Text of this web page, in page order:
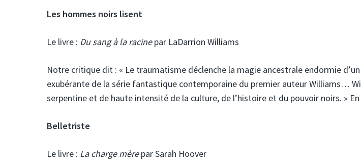
Les hommes noirs lisent
Le livre : Du sang à la racinepar LaDarrion Williams
Notre critique dit : « Le traumatisme déclenche la magie ancestrale endormie
exubérante de la série fantastique contemporaine du premier auteur Williams…
serpentine et de haute intensité de la culture, de l’histoire et du pouvoir noirs. » En
Belletriste
Le livre : La charge mèrepar Sarah Hoover